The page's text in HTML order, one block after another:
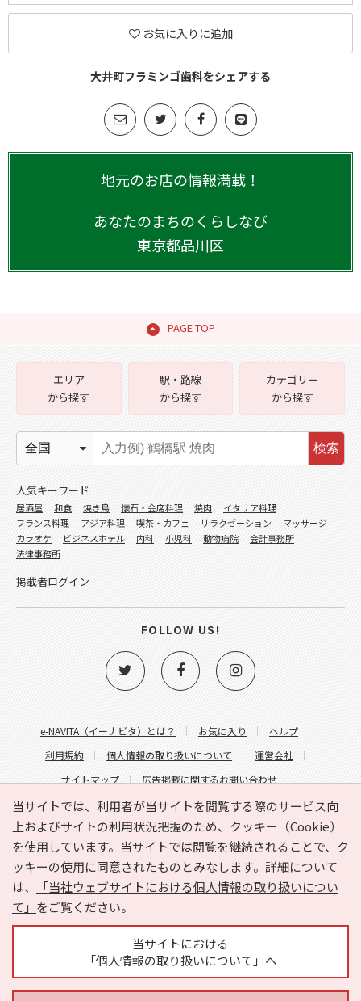
お気に入りに追加
大井町フラミンゴ歯科をシェアする
地元のお店の情報満載！
あなたのまちのくらしなび
東京都品川区
PAGE TOP
当サイトでは、利用者が当サイトを閲覧する際のサービス向
上およびサイトの利用状況把握のため、クッキー（Cookie）
を使用しています。当サイトでは閲覧を継続されることで、ク
ッキーの使用に同意されたものとみなします。詳細について
は、
「当社ウェブサイトにおける個人情報の取り扱いについ
て」 をご覧ください。
当サイトにおける
「個人情報の取り扱いについて」へ
e-NAVITA（イーナビタ）とは？ お気に入り
ヘルプ
利用規約
個人情報の取り扱いについて
運営会社
サイトマップ
広告掲載に関するお問い合わせ
サイトの内容に関するお問い合わせ
エリア
から探す
駅・路線
から探す
カテゴリー
から探す
検索
人気キーワード
居酒屋 和食 焼き鳥 懐石・会席料理 焼肉
イタリア料理
フランス料理
アジア料理 喫茶・カフェ リラクゼーション
マッサージ
カラオケ
ビジネスホテル 内科 小児科 動物病院
会計事務所
法律事務所
掲載者ログイン
FOLLOW US!
Copyright © HYOJITO.Co.,Ltd. All Rights Reserved.